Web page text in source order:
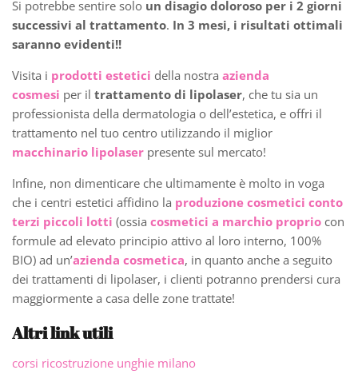
Si potrebbe sentire solo un disagio doloroso per i 2 giorni
successivi al trattamento. In 3 mesi, i risultati ottimali
saranno evidenti!!
Visita i prodotti estetici della nostra azienda
cosmesi per il trattamento di lipolaser, che tu sia un
professionista della dermatologia o dell’estetica, e offri il
trattamento nel tuo centro utilizzando il miglior
macchinario lipolaser presente sul mercato!
Infine, non dimenticare che ultimamente è molto in voga
che i centri estetici affidino la produzione cosmetici conto
terzi piccoli lotti (ossia cosmetici a marchio proprio con
formule ad elevato principio attivo al loro interno, 100%
BIO) ad un’azienda cosmetica, in quanto anche a seguito
dei trattamenti di lipolaser, i clienti potranno prendersi cura
maggiormente a casa delle zone trattate!
Altri link utili
corsi ricostruzione unghie milano